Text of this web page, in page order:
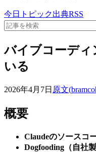
今日 トピック出典RSS
バイブコーディ
いる
2026年4月7日 原文(
概要
Claudeのソースコ
Dogfooding（自社